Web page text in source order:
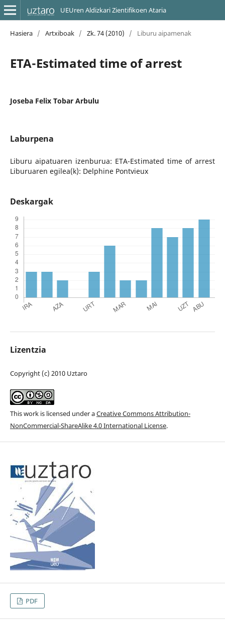
UEUren Aldizkari Zientifikoen Ataria
Hasiera / Artxiboak / Zk. 74 (2010) / Liburu aipamenak
ETA-Estimated time of arrest
Joseba Felix Tobar Arbulu
Laburpena
Liburu aipatuaren izenburua: ETA-Estimated time of arrest
Liburuaren egilea(k): Delphine Pontvieux
Deskargak
Lizentzia
Copyright (c) 2010 Uztaro
This work is licensed under aCreative Commons Attribution-
NonCommercial-ShareAlike 4.0 International License.
PDF